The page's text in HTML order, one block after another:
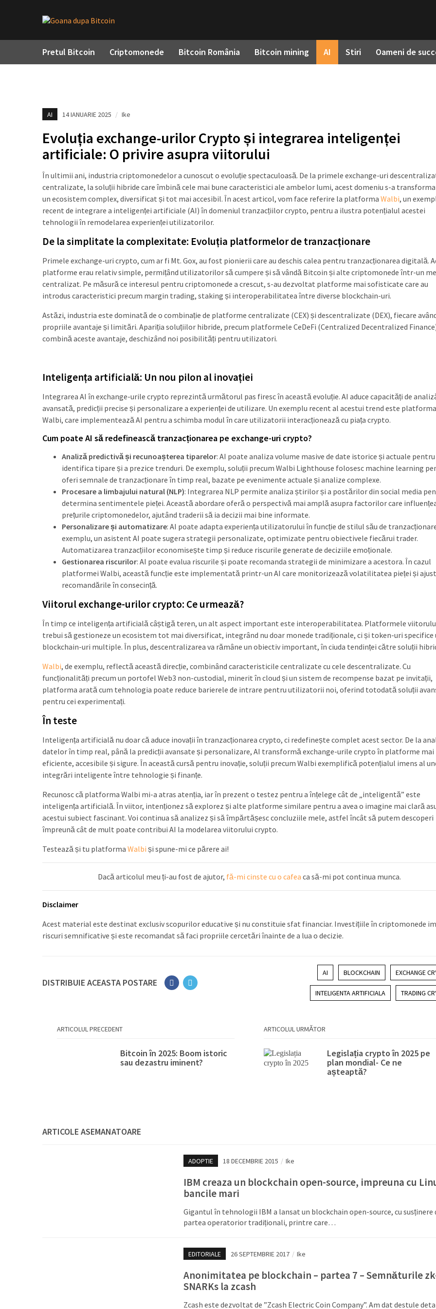
Pretul Bitcoin Criptomonede Bitcoin România Bitcoin mining AI Stiri Oameni de
AI 14 IANUARIE 2025 / Ike
Evoluția exchange-urilor Crypto și integrarea inteligenței
artificiale: O privire asupra viitorului
În ultimii ani, industria criptomonedelor a cunoscut o evoluție spectaculoasă. De la primele exchange-uri
centralizate, la soluții hibride care îmbină cele mai bune caracteristici ale ambelor lumi, acest domeniu s-a
un ecosistem complex, diversificat și tot mai accesibil. În acest articol, vom face referire la platforma Walbi, un
recent de integrare a inteligenței artificiale (AI) în domeniul tranzacțiilor crypto, pentru a ilustra potențialul acestei
tehnologii în remodelarea experienței utilizatorilor.
De la simplitate la complexitate: Evoluția platformelor de tranzacționare
Primele exchange-uri crypto, cum ar fi Mt. Gox, au fost pionierii care au deschis calea pentru tranzacționarea digitală.
platforme erau relativ simple, permițând utilizatorilor să cumpere și să vândă Bitcoin și alte criptomonede într-un
centralizat. Pe măsură ce interesul pentru criptomonede a crescut, s-au dezvoltat platforme mai sofisticate care au
introdus caracteristici precum margin trading, staking și interoperabilitatea între diverse blockchain-uri.
Astăzi, industria este dominată de o combinație de platforme centralizate (CEX) și descentralizate (DEX), fiecare
propriile avantaje și limitări. Apariția soluțiilor hibride, precum platformele CeDeFi (Centralized Decentralized
combină aceste avantaje, deschizând noi posibilități pentru utilizatori.
Inteligența artificială: Un nou pilon al inovației
Integrarea AI în exchange-urile crypto reprezintă următorul pas firesc în această evoluție. AI aduce capacități de
avansată, predicții precise și personalizare a experienței de utilizare. Un exemplu recent al acestui trend este platforma
Walbi, care implementează AI pentru a schimba modul în care utilizatorii interacționează cu piața crypto.
Cum poate AI să redefinească tranzacționarea pe exchange-uri crypto?
Analiză predictivă și recunoașterea tiparelor: AI poate analiza volume masive de date istorice și actuale pentru
identifica tipare și a prezice trenduri. De exemplu, soluții precum Walbi Lighthouse folosesc machine learning
oferi semnale de tranzacționare în timp real, bazate pe evenimente actuale și analize complexe.
Procesare a limbajului natural (NLP): Integrarea NLP permite analiza știrilor și a postărilor din social media
determina sentimentele pieței. Această abordare oferă o perspectivă mai amplă asupra factorilor care
prețurile criptomonedelor, ajutând traderii să ia decizii mai bine informate.
Personalizare și automatizare: AI poate adapta experiența utilizatorului în funcție de stilul său de
exemplu, un asistent AI poate sugera strategii personalizate, optimizate pentru obiectivele fiecărui trader.
Automatizarea tranzacțiilor economisește timp și reduce riscurile generate de deciziile emoționale.
Gestionarea riscurilor: AI poate evalua riscurile și poate recomanda strategii de minimizare a acestora. În cazul
platformei Walbi, această funcție este implementată printr-un AI care monitorizează volatilitatea pieței și
recomandările în consecință.
Viitorul exchange-urilor crypto: Ce urmează?
În timp ce inteligența artificială câștigă teren, un alt aspect important este interoperabilitatea. Platformele
trebui să gestioneze un ecosistem tot mai diversificat, integrând nu doar monede tradiționale, ci și token-uri specifice
blockchain-uri multiple. În plus, descentralizarea va rămâne un obiectiv important, în ciuda tendinței către soluții
Walbi, de exemplu, reflectă această direcție, combinând caracteristicile centralizate cu cele descentralizate. Cu
funcționalități precum un portofel Web3 non-custodial, minerit în cloud și un sistem de recompense bazat pe invitații,
platforma arată cum tehnologia poate reduce barierele de intrare pentru utilizatorii noi, oferind totodată soluții
pentru cei experimentați.
În teste
Inteligența artificială nu doar că aduce inovații în tranzacționarea crypto, ci redefinește complet acest sector. De la
datelor în timp real, până la predicții avansate și personalizare, AI transformă exchange-urile crypto în platforme mai
eficiente, accesibile și sigure. În această cursă pentru inovație, soluții precum Walbi exemplifică potențialul imens al
integrări inteligente între tehnologie și finanțe.
Recunosc că platforma Walbi mi-a atras atenția, iar în prezent o testez pentru a înțelege cât de „inteligentă” este
inteligența artificială. În viitor, intenționez să explorez și alte platforme similare pentru a avea o imagine mai clară
acestui subiect fascinant. Voi continua să analizez și să împărtășesc concluziile mele, astfel încât să putem descoperi
împreună cât de mult poate contribui AI la modelarea viitorului crypto.
Testează și tu platforma Walbi și spune-mi ce părere ai!
Dacă articolul meu ți-au fost de ajutor, fă-mi cinste cu o cafea ca să-mi pot continua munca.
Disclaimer
Acest material este destinat exclusiv scopurilor educative și nu constituie sfat financiar. Investițiile în criptomonede
riscuri semnificative și este recomandat să faci propriile cercetări înainte de a lua o decizie.
DISTRIBUIE ACEASTA POSTARE
AI BLOCKCHAIN EXCHANGE
INTELIGENTA ARTIFICIALA TRADING
ARTICOLUL PRECEDENT
Bitcoin în 2025: Boom istoric
sau dezastru iminent?
ARTICOLUL URMĂTOR
Legislația crypto în 2025 pe
plan mondial- Ce ne
așteaptă?
ARTICOLE ASEMANATOARE
ADOPTIE 18 DECEMBRIE 2015 / Ike
IBM creaza un blockchain open-source, impreuna cu
bancile mari
Gigantul în tehnologii IBM a lansat un blockchain open-source, cu susținere
partea operatorior tradiționali, printre care…
EDITORIALE 26 SEPTEMBRIE 2017 / Ike
Anonimitatea pe blockchain – partea 7 – Semnăturile
SNARKs la zcash
Zcash este dezvoltat de ”Zcash Electric Coin Company”. Am dat destule